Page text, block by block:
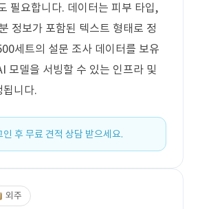
필요합니다. 데이터는 피부 타입,
정보가 포함된 텍스트 형태로 정
세트의 설문 조사 데이터를 보유
모델을 서빙할 수 있는 인프라 및
됩니다.
인 후 무료 견적 상담 받으세요.
외주